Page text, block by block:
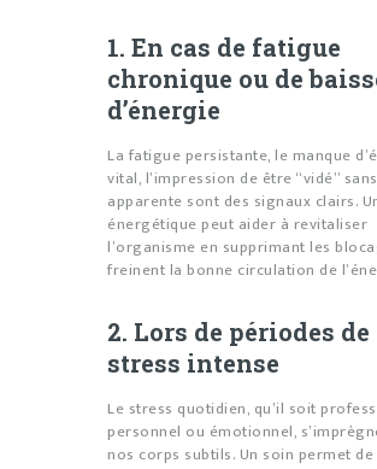
1. En cas de fatigue
chronique ou de
d’énergie
La fatigue persistante, le manque
vital, l’impression de être “vidé”
apparente sont des signaux clairs.
énergétique peut aider à revitaliser
l’organisme en supprimant les
freinent la bonne circulation de
2. Lors de périodes de
stress intense
Le stress quotidien, qu’il soit
personnel ou émotionnel,
nos corps subtils. Un soin permet